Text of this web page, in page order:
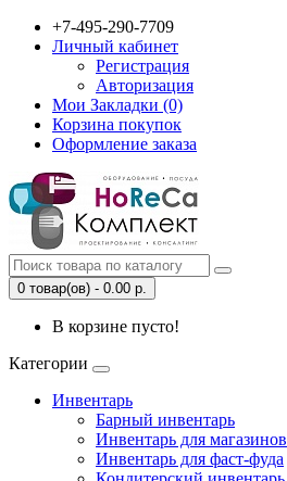
+7-495-290-7709
Личный кабинет
Регистрация
Авторизация
Мои Закладки (0)
Корзина покупок
Оформление заказа
0 товар(ов) - 0.00 р.
В корзине пусто!
Категории
Инвентарь
Барный инвентарь
Инвентарь для магазинов
Инвентарь для фаст-фуда